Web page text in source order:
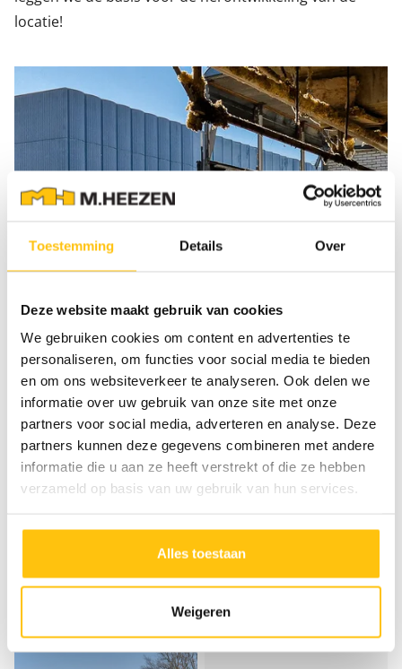
Toestemming Details Over
Deze website maakt gebruik van cookies
We gebruiken cookies om content en advertenties te
personaliseren, om functies voor social media te bieden
en om ons websiteverkeer te analyseren. Ook delen we
informatie over uw gebruik van onze site met onze
partners voor social media, adverteren en analyse. Deze
partners kunnen deze gegevens combineren met andere
informatie die u aan ze heeft verstrekt of die ze hebben
verzameld op basis van uw gebruik van hun services.
Alles toestaan
Weigeren
locatie!